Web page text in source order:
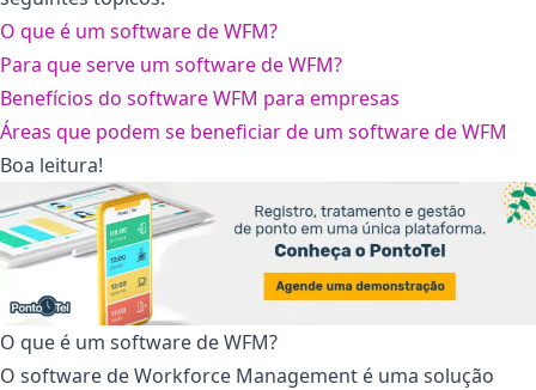
O que é um software de WFM?
Para que serve um software de WFM?
Benefícios do software WFM para empresas
Áreas que podem se beneficiar de um software de WFM
Boa leitura!
O que é um software de WFM?
O software de Workforce Management é uma solução